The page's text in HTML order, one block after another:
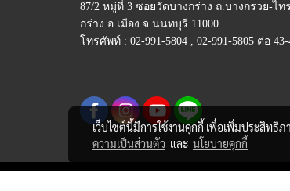
87/2 หมู่ที่ 3 ซอยวัดบางกร่าง ถ.บางกรวย-ไท
กร่าง อ.เมือง จ.นนทบุรี 11000
โทรศัพท์ : 02-991-5804 , 02-991-5805 ต่อ 43-
เว็บไซต์นี้มีการใช้งานคุกกี้ เพื่อเพิ่มประสิทธิ
ความเป็นส่วนตัว และ นโยบายคุกกี้